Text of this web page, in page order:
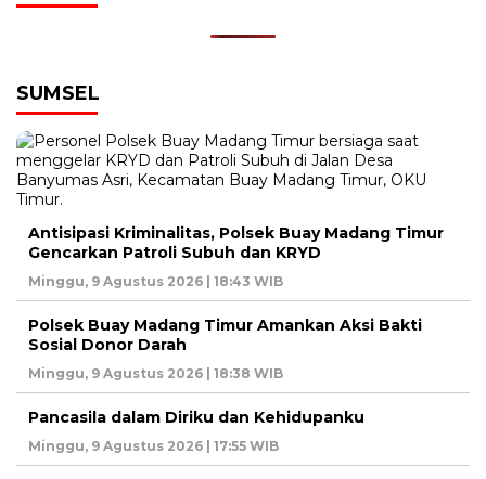
SUMSEL
Antisipasi Kriminalitas, Polsek Buay Madang Timur
Gencarkan Patroli Subuh dan KRYD
Minggu, 9 Agustus 2026 | 18:43 WIB
Polsek Buay Madang Timur Amankan Aksi Bakti
Sosial Donor Darah
Minggu, 9 Agustus 2026 | 18:38 WIB
Pancasila dalam Diriku dan Kehidupanku
Minggu, 9 Agustus 2026 | 17:55 WIB